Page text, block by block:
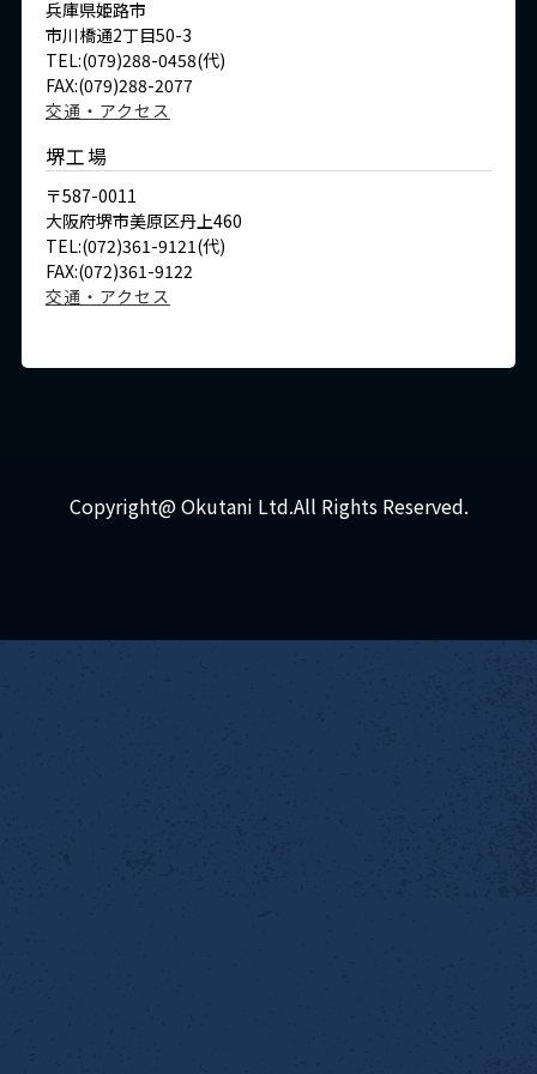
兵庫県姫路市
市川橋通2丁目50-3
TEL:(079)288-0458(代)
FAX:(079)288-2077
交通・アクセス
堺工場
〒587-0011
大阪府堺市美原区丹上460
TEL:(072)361-9121(代)
FAX:(072)361-9122
交通・アクセス
Copyright@ Okutani Ltd.All Rights Reserved.